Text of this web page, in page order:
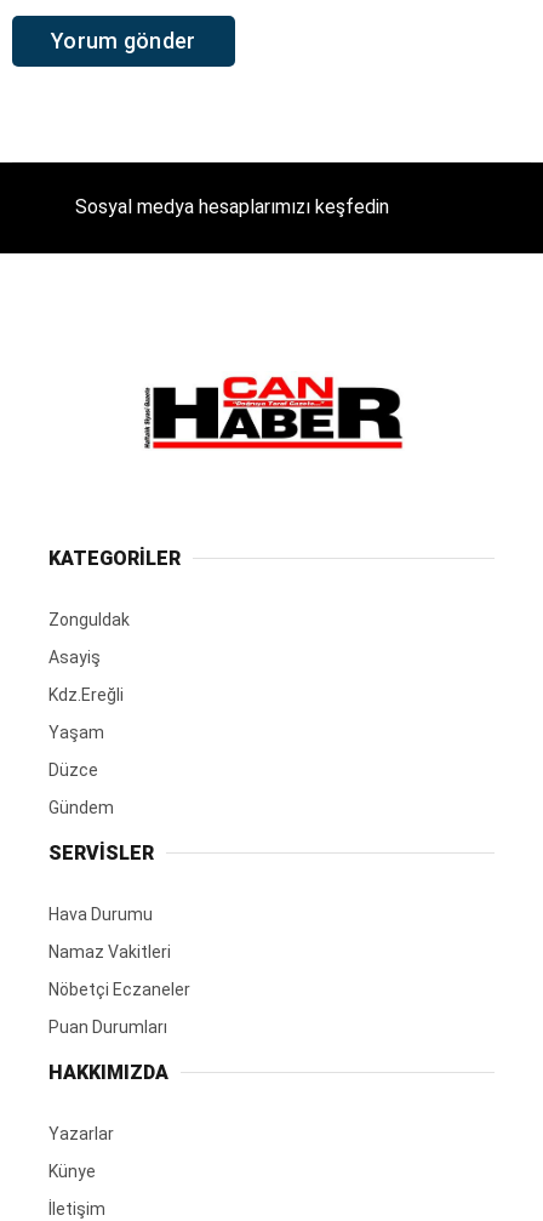
Sosyal medya hesaplarımızı keşfedin
KATEGORİLER
Zonguldak
Asayiş
Kdz.Ereğli
Yaşam
Düzce
Gündem
SERVİSLER
Hava Durumu
Namaz Vakitleri
Nöbetçi Eczaneler
Puan Durumları
HAKKIMIZDA
Yazarlar
Künye
İletişim